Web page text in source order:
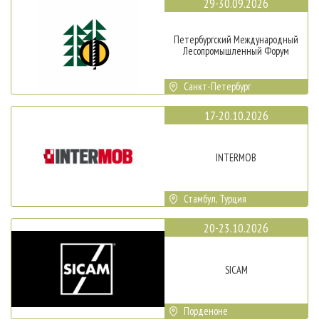
29-30.09.2026
Петербургский Международный
Лесопромышленный Форум
Санкт-Петербург
17-20.10.2026
INTERMOB
Стамбул, Турция
20-23.10.2026
SICAM
Порденоне